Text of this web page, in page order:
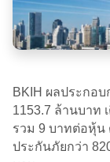
BKIH ผลประกอ
1153.7 ล้านบาท
รวม 9 บาทต่อหุ้น
ประกันภัยกว่า